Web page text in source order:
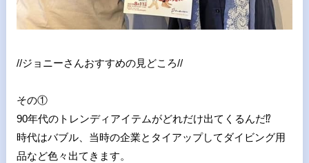
//ジョニーさんおすすめの見どころ//
その①
90年代のトレンディアイテムがどれだけ出てくるんだ⁉︎
時代はバブル、当時の企業とタイアップしてダイビング用
品など色々出てきます。